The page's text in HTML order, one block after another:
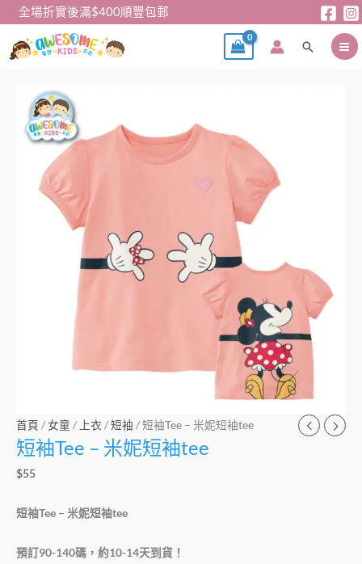
全場折實後滿$400順豐包郵
搜
首頁 /女童 / 上衣 /短袖 / 短袖Tee – 米妮短袖tee
短袖Tee – 米妮短袖tee
$55
短袖Tee – 米妮短袖tee
預訂90-140碼，約10-14天到貨！
袖
Tee